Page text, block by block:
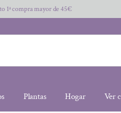
1ª compra mayor de 45€
Plantas Hogar Ver